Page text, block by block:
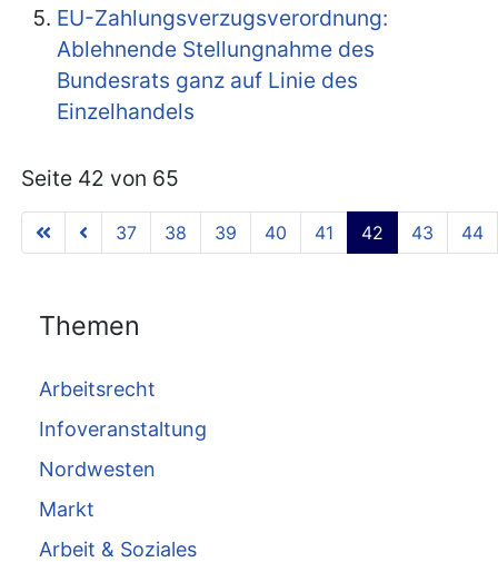
EU-Zahlungsverzugsverordnung:
Ablehnende Stellungnahme des
Bundesrats ganz auf Linie des
Einzelhandels
Seite 42 von 65
37 38 39 40 41 42 43 44
Themen
Arbeitsrecht
Infoveranstaltung
Nordwesten
Markt
Arbeit & Soziales